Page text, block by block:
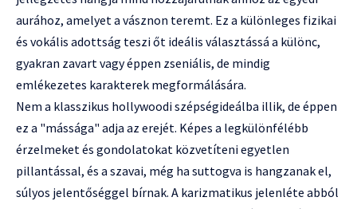
aurához, amelyet a vásznon teremt. Ez a különleges fizikai
és vokális adottság teszi őt ideális választássá a különc,
gyakran zavart vagy éppen zseniális, de mindig
emlékezetes karakterek megformálására.
Nem a klasszikus hollywoodi szépségideálba illik, de éppen
ez a "mássága" adja az erejét. Képes a legkülönfélébb
érzelmeket és gondolatokat közvetíteni egyetlen
pillantással, és a szavai, még ha suttogva is hangzanak el,
súlyos jelentőséggel bírnak. A karizmatikus jelenléte abból